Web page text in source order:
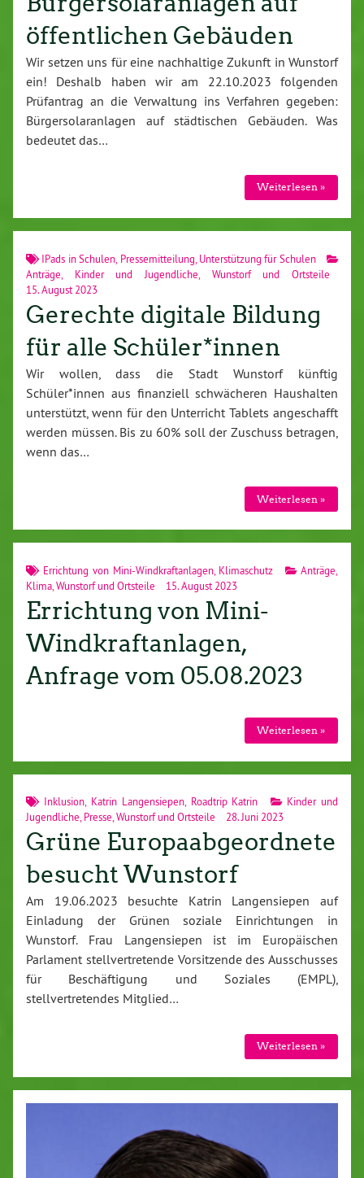
öffentlichen Gebäuden
Wir setzen uns für eine nachhaltige Zukunft in Wunstorf
ein! Deshalb haben wir am 22.10.2023 folgenden
Prüfantrag an die Verwaltung ins Verfahren gegeben:
Bürgersolaranlagen auf städtischen Gebäuden. Was
bedeutet das…
Weiterlesen »
IPads in Schulen Pressemitteilung Unterstützung für Schulen
Anträge
Kinder und Jugendliche
Wunstorf und Ortsteile
15. August 2023
Gerechte digitale Bildung
für alle Schüler*innen
Wir wollen, dass die Stadt Wunstorf künftig
Schüler*innen aus finanziell schwächeren Haushalten
unterstützt, wenn für den Unterricht Tablets angeschafft
werden müssen. Bis zu 60% soll der Zuschuss betragen,
wenn das…
Weiterlesen »
Errichtung von Mini-Windkraftanlagen, Klimaschutz Anträge
Klima Wunstorf und Ortsteile 15. August 2023
Errichtung von Mini-
Windkraftanlagen,
Anfrage vom 05.08.2023
Weiterlesen »
Inklusion, Katrin Langensiepen, Roadtrip Katrin
Kinder und
Jugendliche,Presse,Wunstorf und Ortsteile 28. Juni 2023
Grüne Europaabgeordnete
besucht Wunstorf
Am 19.06.2023 besuchte Katrin Langensiepen auf
Einladung der Grünen soziale Einrichtungen in
Wunstorf. Frau Langensiepen ist im Europäischen
Parlament stellvertretende Vorsitzende des Ausschusses
für Beschäftigung und Soziales (EMPL),
stellvertretendes Mitglied…
Weiterlesen »